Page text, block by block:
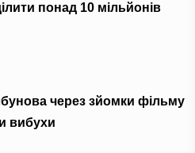
понад 10 мільйонів
через зйомки фільму
вибухи